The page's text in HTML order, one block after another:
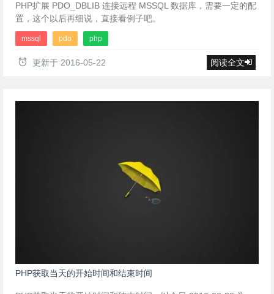
PHP扩展 PDO_DBLIB 连接远程 MSSQL 数据库，需要一定的配
置，这个以后再细说，直接看例子吧。
mssql pdo php
更新于 2016-05-22 阅读全文
PHP获取当天的开始时间和结束时间